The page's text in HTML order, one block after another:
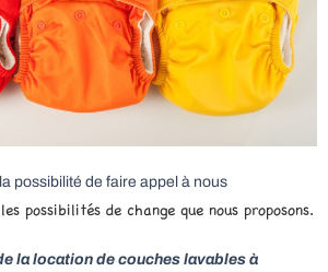
possibilité de faire appel à nous
possibilités de change que nous proposons.
la location de couches lavables à